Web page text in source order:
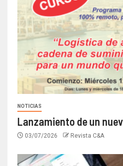
NOTICIAS
Lanzamiento de un
03/07/2026 Revista C&A